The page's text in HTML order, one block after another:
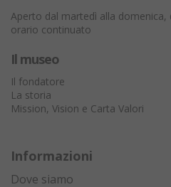
Aperto dal martedì alla domenica,
orario continuato
Il museo
Il fondatore
La storia
Mission, Vision e Carta Valori
Informazioni
Dove siamo